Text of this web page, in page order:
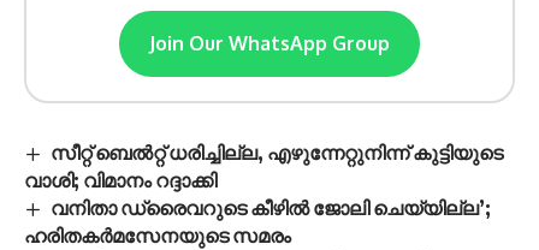
Join Our WhatsApp Group
സീറ്റ് ബെൽറ്റ് ധരിച്ചില്ല, എഴുന്നേറ്റുനിന്ന് കുട്ടിയുടെ
വാശി; വിമാനം റദ്ദാക്കി
വനിതാ ഡ്രൈവറുടെ കീഴിൽ ജോലി ചെയ്യില്ല’;
ഹരിതകർമസേനയുടെ സമരം